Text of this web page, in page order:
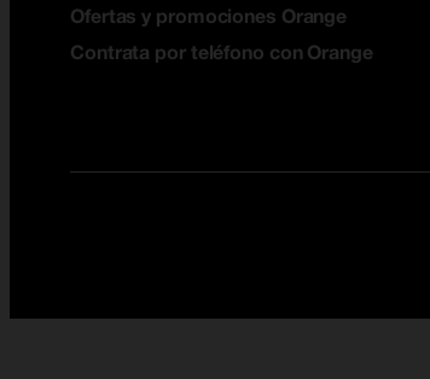
Ofertas y promociones Orange
Contrata por teléfono con Orange